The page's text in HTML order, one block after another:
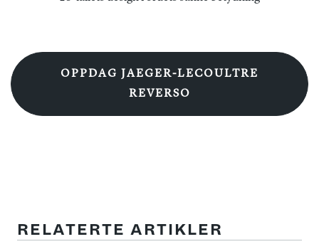
OPPDAG JAEGER-LECOULTRE
REVERSO
RELATERTE ARTIKLER